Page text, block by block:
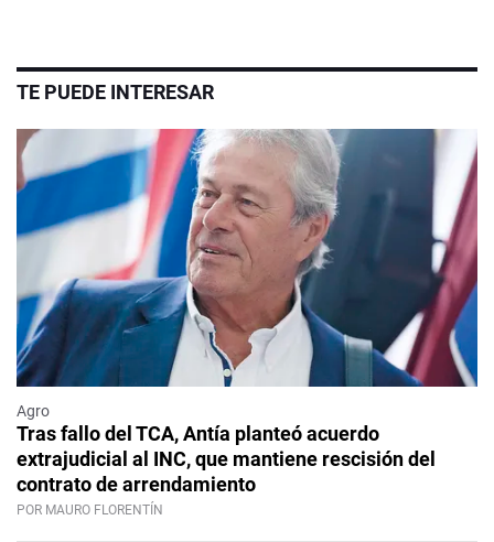
TE PUEDE INTERESAR
Agro
Tras fallo del TCA, Antía planteó acuerdo
extrajudicial al INC, que mantiene rescisión del
contrato de arrendamiento
POR MAURO FLORENTÍN